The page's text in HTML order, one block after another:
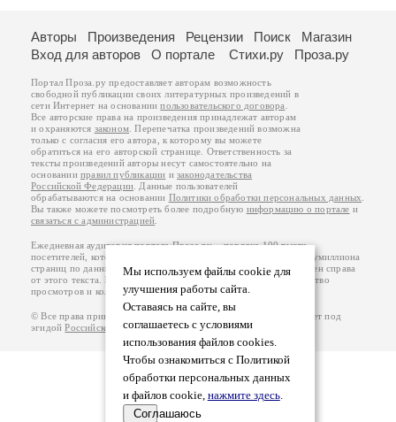
Мы используем файлы cookie для
улучшения работы сайта.
Оставаясь на сайте, вы
соглашаетесь с условиями
использования файлов cookies.
Чтобы ознакомиться с Политикой
обработки персональных данных
и файлов cookie, нажмите здесь.
Соглашаюсь
Авторы Произведения Рецензии Поиск
Магазин
Вход для авторов
О портале Стихи.ру Проза.ру
Портал Проза.ру предоставляет авторам возможность
свободной публикации своих литературных произведений в
сети Интернет на основаниипользовательского договора
Все авторские права на произведения принадлежат авторам
и охраняются законом . Перепечатка произведений возможна
только с согласия его автора, к которому вы можете
обратиться на его авторской странице. Ответственность за
тексты произведений авторы несут самостоятельно на
основанииправил публикации изаконодательства
Российской Федерации . Данные пользователей
обрабатываются на основании Политики обработки персональных данных
Вы также можете посмотреть более подробную информацию о портале и
связаться с администрацией
Ежедневная аудитория портала Проза.ру – порядка 100 тысяч
посетителей, которые в общей сумме просматривают более полумиллиона
страниц по данным счетчика посещаемости, который расположен справа
от этого текста. В каждой графе указано по две цифры: количество
просмотров и количество посетителей.
© Все права принадлежат авторам, 2000-2026. Портал работает под
эгидойРоссийского союза писателей.18+